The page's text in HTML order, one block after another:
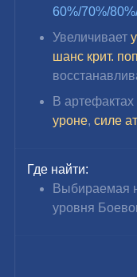
60%/70%/
Увеличивает
шанс крит.
В артефактах
уроне, силе
Где найти:
Выбираемая
уровня